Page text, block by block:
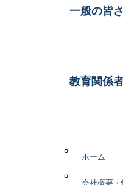
一般の皆
教育関係
ホーム
会社概要